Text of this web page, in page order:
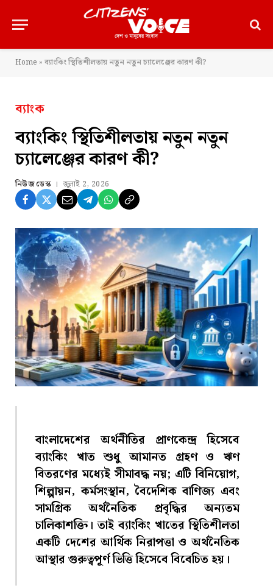
Home » ব্যাংকিং স্থিতিশীলতায় নতুন নতুন চ্যালেঞ্জের কারণ কী?
ব্যাংক
ব্যাংকিং স্থিতিশীলতায় নতুন নতুন
চ্যালেঞ্জের কারণ কী?
নিউজ ডেস্ক জুলাই 2, 2026
বাংলাদেশের অর্থনীতির প্রাণকেন্দ্র হিসেবে
ব্যাংকিং খাত শুধু আমানত গ্রহণ ও ঋণ
বিতরণের মধ্যেই সীমাবদ্ধ নয়; এটি বিনিয়োগ,
শিল্পায়ন, কর্মসংস্থান, বৈদেশিক বাণিজ্য এবং
সামগ্রিক অর্থনৈতিক প্রবৃদ্ধির অন্যতম
চালিকাশক্তি। তাই ব্যাংকিং খাতের স্থিতিশীলতা
একটি দেশের আর্থিক নিরাপত্তা ও অর্থনৈতিক
আস্থার গুরুত্বপূর্ণ ভিত্তি হিসেবে বিবেচিত হয়।